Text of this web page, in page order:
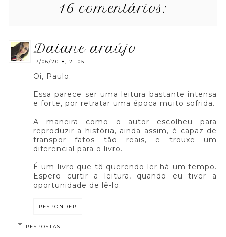
16 comentários:
daiane araújo
17/06/2018, 21:05
Oi, Paulo.
Essa parece ser uma leitura bastante intensa
e forte, por retratar uma época muito sofrida.
A maneira como o autor escolheu para
reproduzir a história, ainda assim, é capaz de
transpor fatos tão reais, e trouxe um
diferencial para o livro.
É um livro que tô querendo ler há um tempo.
Espero curtir a leitura, quando eu tiver a
oportunidade de lê-lo.
RESPONDER
RESPOSTAS